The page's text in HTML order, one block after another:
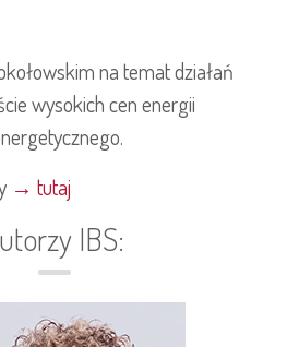
na temat działań
wysokich cen energii
→ tutaj
IBS: